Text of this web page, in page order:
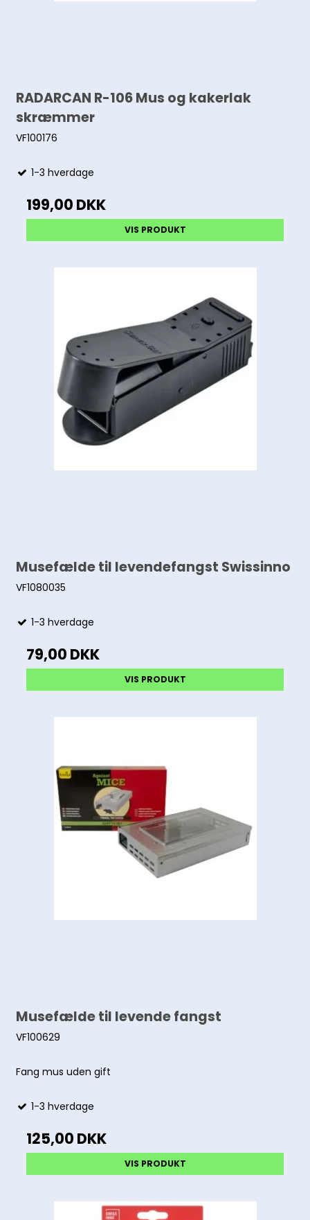
RADARCAN R-106 Mus og kakerlak
skræmmer
VF100176
1-3 hverdage
199,00 DKK
VIS PRODUKT
Musefælde til levendefangst Swissinno
VF1080035
1-3 hverdage
79,00 DKK
VIS PRODUKT
Musefælde til levende fangst
VF100629
Fang mus uden gift
1-3 hverdage
125,00 DKK
VIS PRODUKT